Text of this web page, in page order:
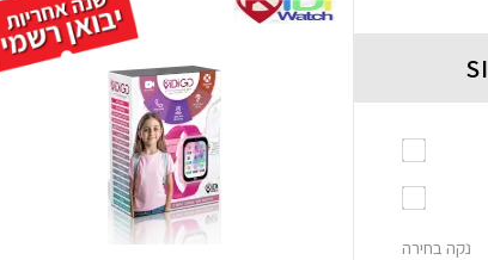
נקה בחירה